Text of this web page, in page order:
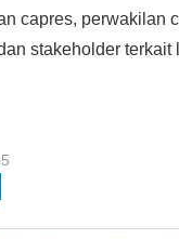
capres, perwakilan
stakeholder terkait